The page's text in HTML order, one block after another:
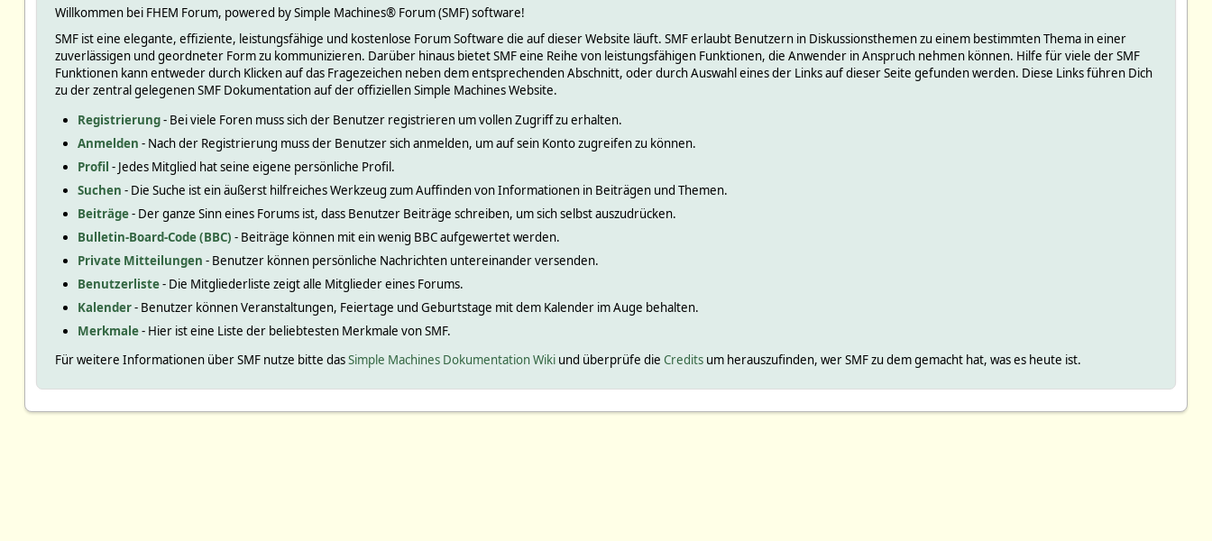
Willkommen bei FHEM Forum, powered by Simple Machines® Forum (SMF) software!
SMF ist eine elegante, effiziente, leistungsfähige und kostenlose Forum Software die auf dieser Website läuft. SMF erlaubt Benutzern in Diskussionsthemen zu einem bestimmten Thema in einer
zuverlässigen und geordneter Form zu kommunizieren. Darüber hinaus bietet SMF eine Reihe von leistungsfähigen Funktionen, die Anwender in Anspruch nehmen können. Hilfe für viele der SMF
Funktionen kann entweder durch Klicken auf das Fragezeichen neben dem entsprechenden Abschnitt, oder durch Auswahl eines der Links auf dieser Seite gefunden werden. Diese Links führen Dich
zu der zentral gelegenen SMF Dokumentation auf der offiziellen Simple Machines Website.
Registrierung- Bei viele Foren muss sich der Benutzer registrieren um vollen Zugriff zu erhalten.
Anmelden - Nach der Registrierung muss der Benutzer sich anmelden, um auf sein Konto zugreifen zu können.
Profil - Jedes Mitglied hat seine eigene persönliche Profil.
Suchen - Die Suche ist ein äußerst hilfreiches Werkzeug zum Auffinden von Informationen in Beiträgen und Themen.
Beiträge- Der ganze Sinn eines Forums ist, dass Benutzer Beiträge schreiben, um sich selbst auszudrücken.
Bulletin-Board-Code (BBC) - Beiträge können mit ein wenig BBC aufgewertet werden.
Private Mitteilungen - Benutzer können persönliche Nachrichten untereinander versenden.
Benutzerliste- Die Mitgliederliste zeigt alle Mitglieder eines Forums.
Kalender- Benutzer können Veranstaltungen, Feiertage und Geburtstage mit dem Kalender im Auge behalten.
Merkmale- Hier ist eine Liste der beliebtesten Merkmale von SMF.
Für weitere Informationen über SMF nutze bitte dasSimple Machines Dokumentation Wikiund überprüfe die Creditsum herauszufinden, wer SMF zu dem gemacht hat, was es heute ist.